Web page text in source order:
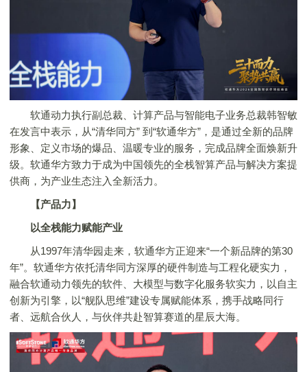
软通动力执行副总裁、计算产品与智能电子业务总裁韩智敏
在发言中表示，从“清华同方” 到“软通华方”，是通过全新的品牌
形象、定义市场的爆品、温暖专业的服务，完成品牌全面焕新升
级。软通华方致力于成为中国领先的全栈智算产品与解决方案提
供商，为产业生态注入全新活力。
【产品力】
以全栈能力赋能产业
从1997年清华园走来，软通华方正迎来“一个新品牌的第30
年”。软通华方依托清华同方深厚的硬件制造与工程化硬实力，
融合软通动力领先的软件、大模型与数字化服务软实力，以自主
创新为引擎，以“舰队思维”建设专属赋能体系，携手战略同行
者、远航合伙人，与伙伴共赴智算赛道的星辰大海。